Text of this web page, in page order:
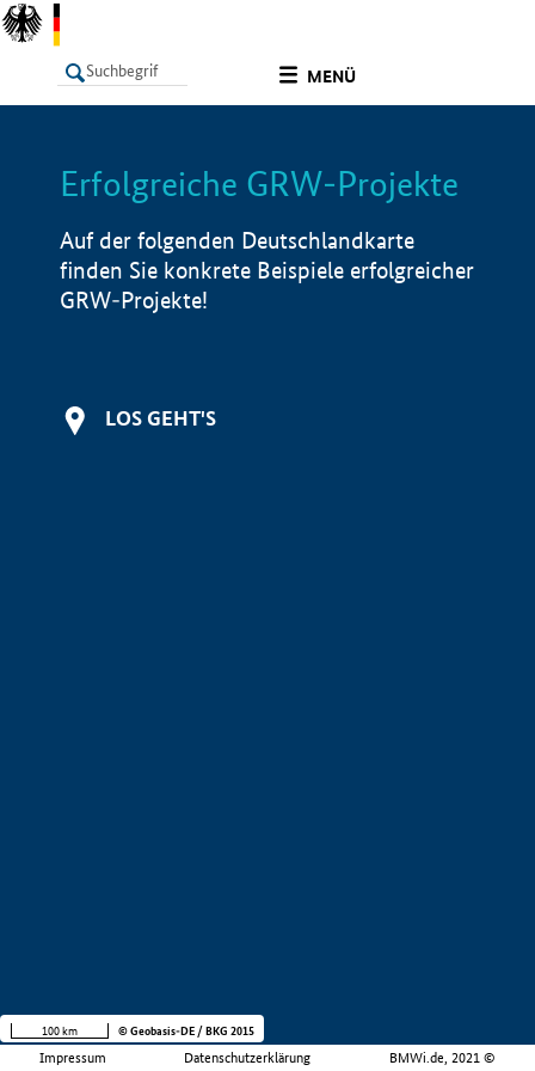
MENÜ
LISTE Info
Erfolgreiche GRW-Projekte
Auf der folgenden Deutschlandkarte
finden Sie konkrete Beispiele erfolgreicher
GRW-Projekte!
LOS GEHT'S
Impressum Datenschutzerklärung BMWi.de, 2021 ©
100 km © Geobasis-DE / BKG 2015